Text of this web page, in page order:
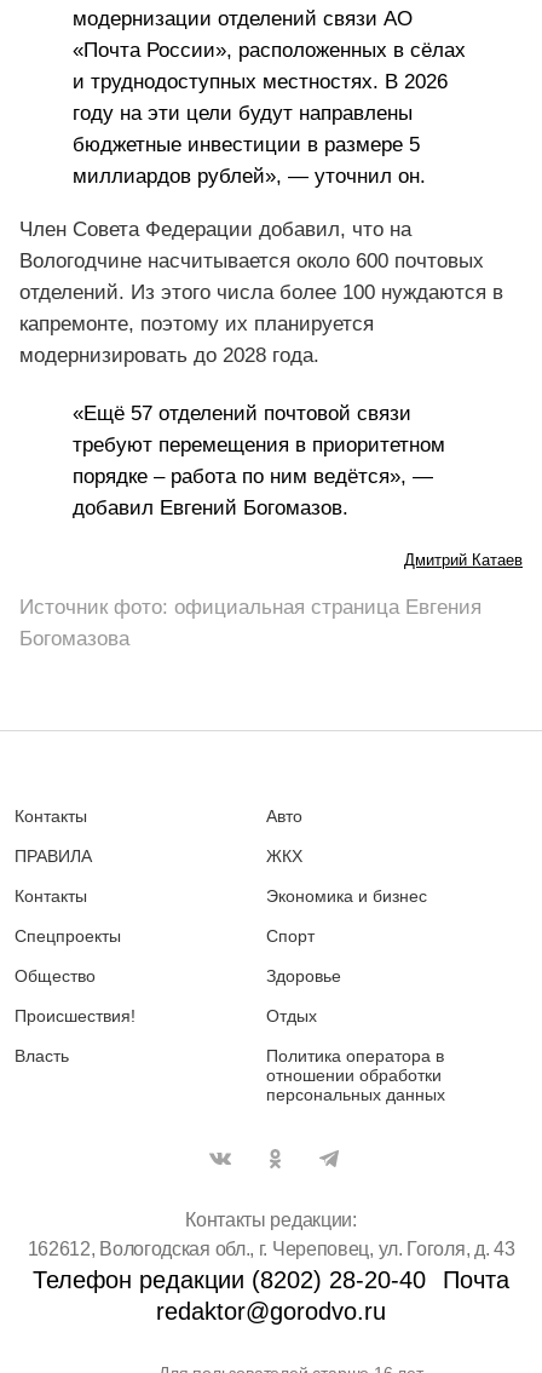
модернизации отделений связи АО
«Почта России», расположенных в сёлах
и труднодоступных местностях. В 2026
году на эти цели будут направлены
бюджетные инвестиции в размере 5
миллиардов рублей», — уточнил он.
Член Совета Федерации добавил, что на
Вологодчине насчитывается около 600 почтовых
отделений. Из этого числа более 100 нуждаются в
капремонте, поэтому их планируется
модернизировать до 2028 года.
«Ещё 57 отделений почтовой связи
требуют перемещения в приоритетном
порядке – работа по ним ведётся», —
добавил Евгений Богомазов.
Дмитрий Катаев
Источник фото: официальная страница Евгения
Богомазова
Контакты
ПРАВИЛА
Контакты
Спецпроекты
Общество
Происшествия!
Власть
Авто
ЖКХ
Экономика и бизнес
Спорт
Здоровье
Отдых
Политика оператора в
отношении обработки
персональных данных
Контакты редакции:
162612, Вологодская обл., г. Череповец, ул. Гоголя, д. 43
Телефон редакции (8202) 28-20-40
Почта
redaktor@gorodvo.ru